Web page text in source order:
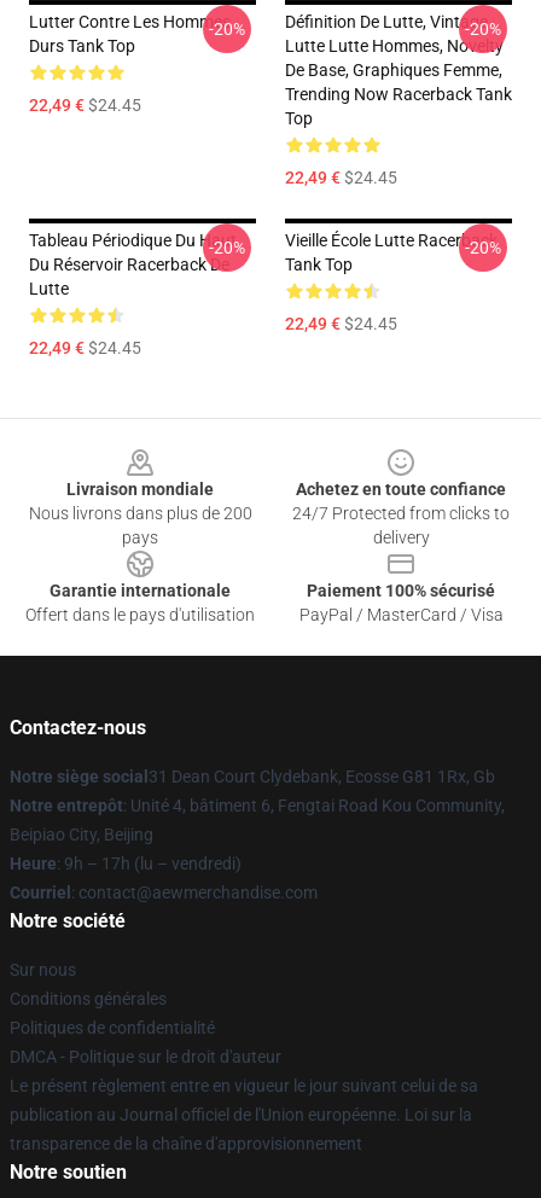
Lutter Contre Les Hommes
Durs Tank Top
22,49 €$24.45
-20%
Définition De Lutte, Vintage
Lutte Lutte Hommes, Novelty
De Base, Graphiques Femme,
Trending Now Racerback Tank
Top
22,49 €$24.45
-20%
Tableau Périodique Du Haut
Du Réservoir Racerback De
Lutte
22,49 €$24.45
-20%
Vieille École Lutte Racerback
Tank Top
22,49 €$24.45
-20%
Livraison mondiale
Nous livrons dans plus de 200
pays
Achetez en toute confiance
24/7 Protected from clicks to
delivery
Garantie internationale
Offert dans le pays d'utilisation
Paiement 100% sécurisé
PayPal / MasterCard / Visa
Contactez-nous
Notre siège social 31 Dean Court Clydebank, Ecosse G81 1Rx, Gb
Notre entrepôt: Unité 4, bâtiment 6, Fengtai Road Kou Community,
Beipiao City, Beijing
Heure: 9h – 17h (lu – vendredi)
Courriel : contact@aewmerchandise.com
Notre société
Sur nous
Conditions générales
Politiques de confidentialité
DMCA - Politique sur le droit d'auteur
Le présent règlement entre en vigueur le jour suivant celui de sa
publication au Journal officiel de l'Union européenne. Loi sur la
transparence de la chaîne d'approvisionnement
Notre soutien